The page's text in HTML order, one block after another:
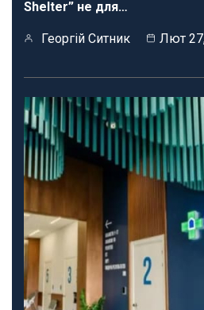
Shelter” не для…
Георгій Ситник Лют